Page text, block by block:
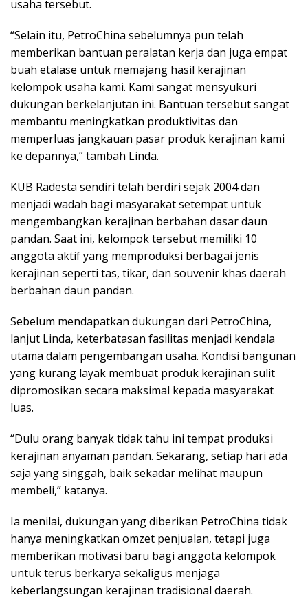
usaha tersebut.
“Selain itu, PetroChina sebelumnya pun telah
memberikan bantuan peralatan kerja dan juga empat
buah etalase untuk memajang hasil kerajinan
kelompok usaha kami. Kami sangat mensyukuri
dukungan berkelanjutan ini. Bantuan tersebut sangat
membantu meningkatkan produktivitas dan
memperluas jangkauan pasar produk kerajinan kami
ke depannya,” tambah Linda.
KUB Radesta sendiri telah berdiri sejak 2004 dan
menjadi wadah bagi masyarakat setempat untuk
mengembangkan kerajinan berbahan dasar daun
pandan. Saat ini, kelompok tersebut memiliki 10
anggota aktif yang memproduksi berbagai jenis
kerajinan seperti tas, tikar, dan souvenir khas daerah
berbahan daun pandan.
Sebelum mendapatkan dukungan dari PetroChina,
lanjut Linda, keterbatasan fasilitas menjadi kendala
utama dalam pengembangan usaha. Kondisi bangunan
yang kurang layak membuat produk kerajinan sulit
dipromosikan secara maksimal kepada masyarakat
luas.
“Dulu orang banyak tidak tahu ini tempat produksi
kerajinan anyaman pandan. Sekarang, setiap hari ada
saja yang singgah, baik sekadar melihat maupun
membeli,” katanya.
Ia menilai, dukungan yang diberikan PetroChina tidak
hanya meningkatkan omzet penjualan, tetapi juga
memberikan motivasi baru bagi anggota kelompok
untuk terus berkarya sekaligus menjaga
keberlangsungan kerajinan tradisional daerah.